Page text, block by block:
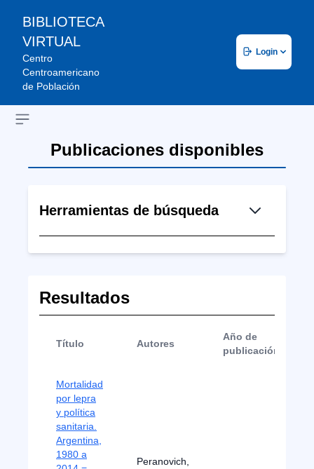
BIBLIOTECA
VIRTUAL
Centro
Centroamericano
de Población
Login
Open sidebar
Publicaciones disponibles
Herramientas de búsqueda
Resultados
Título Autores
Año de
publicación
Mortalidad
por lepra
y política
sanitaria.
Argentina,
1980 a
Peranovich,